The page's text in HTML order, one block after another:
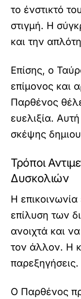
το ένστικτό
στιγμή. Η
και την
Επίσης, ο
επίμονος και
Παρθένος
ευελιξία.
σκέψης
Τρόποι
Δυσκολιών
Η επικοινωνία
επίλυση των
ανοιχτά και
τον άλλον. Η
παρεξηγήσεις.
Ο Παρθένος